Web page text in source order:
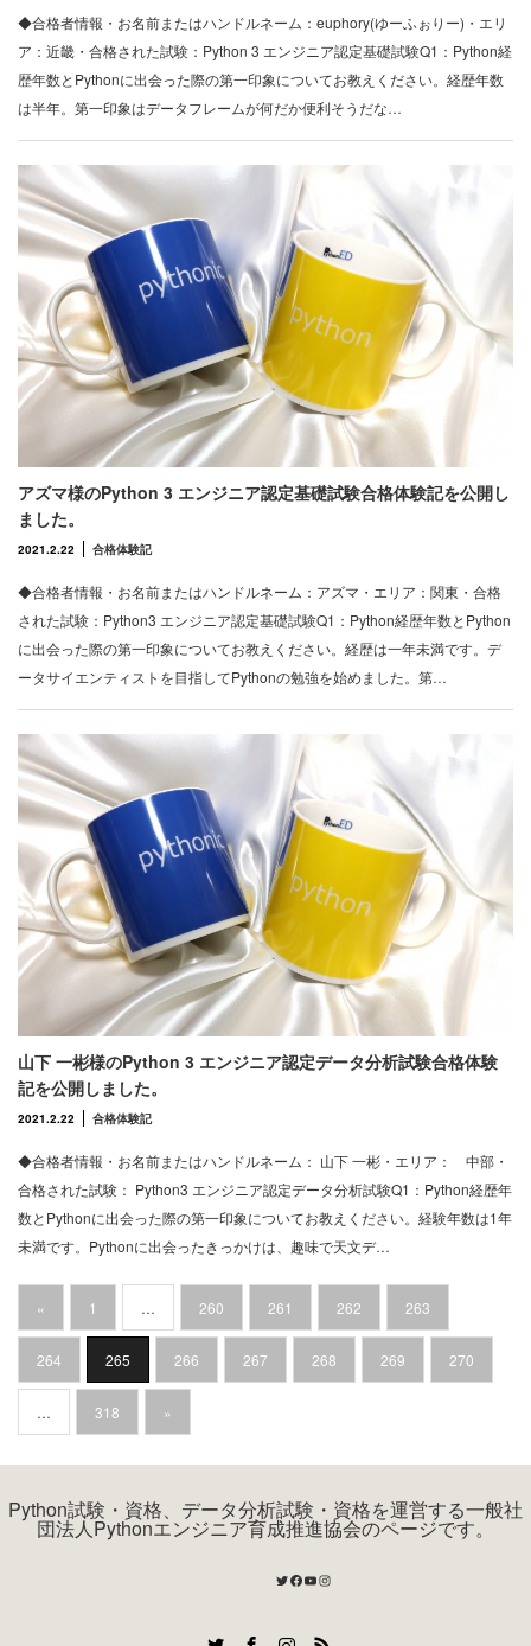
◆合格者情報・お名前またはハンドルネーム：euphory(ゆーふぉりー)・エリ
ア：近畿・合格された試験：Python 3 エンジニア認定基礎試験Q1：Python経
歴年数とPythonに出会った際の第一印象についてお教えください。経歴年数
は半年。第一印象はデータフレームが何だか便利そうだな…
アズマ様のPython 3 エンジニア認定基礎試験合格体験記を公開し
ました。
2021.2.22 合格体験記
◆合格者情報・お名前またはハンドルネーム：アズマ・エリア：関東・合格
された試験：Python3 エンジニア認定基礎試験Q1：Python経歴年数とPython
に出会った際の第一印象についてお教えください。経歴は一年未満です。デ
ータサイエンティストを目指してPythonの勉強を始めました。第…
山下 一彬様のPython 3 エンジニア認定データ分析試験合格体験
記を公開しました。
2021.2.22 合格体験記
◆合格者情報・お名前またはハンドルネーム： 山下 一彬・エリア： 中部・
合格された試験： Python3 エンジニア認定データ分析試験Q1：Python経歴年
数とPythonに出会った際の第一印象についてお教えください。経験年数は1年
未満です。Pythonに出会ったきっかけは、趣味で天文デ…
« 1 … 260 261 262 263
264 265 266 267 268 269 270
… 318 »
Python試験・資格、データ分析試験・資格を運営する一般社
団法人Pythonエンジニア育成推進協会のページです。
Twitter
Facebook
YouTube
Instagram
RSS